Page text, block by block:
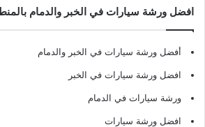
افضل ورشة سيارات في الخبر والدمام
أفضل ورشة سيارات في الخبر والدمام
افضل ورشة سيارات في الخبر
ورشة سيارات في الدمام
افضل ورشة سيارات